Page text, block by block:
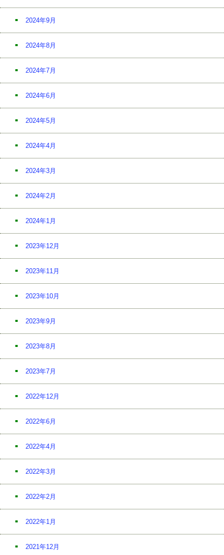
2024年9月
2024年8月
2024年7月
2024年6月
2024年5月
2024年4月
2024年3月
2024年2月
2024年1月
2023年12月
2023年11月
2023年10月
2023年9月
2023年8月
2023年7月
2022年12月
2022年6月
2022年4月
2022年3月
2022年2月
2022年1月
2021年12月